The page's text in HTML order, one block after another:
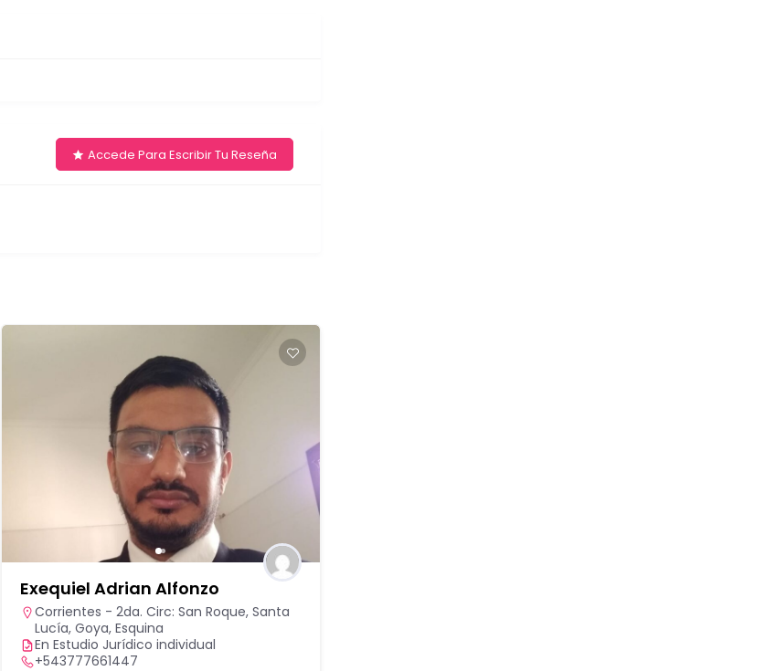
Accede Para Escribir Tu Reseña
Exequiel Adrian Alfonzo
Corrientes - 2da. Circ: San Roque, Santa
Lucía, Goya, Esquina
En Estudio Jurídico individual
+543777661447